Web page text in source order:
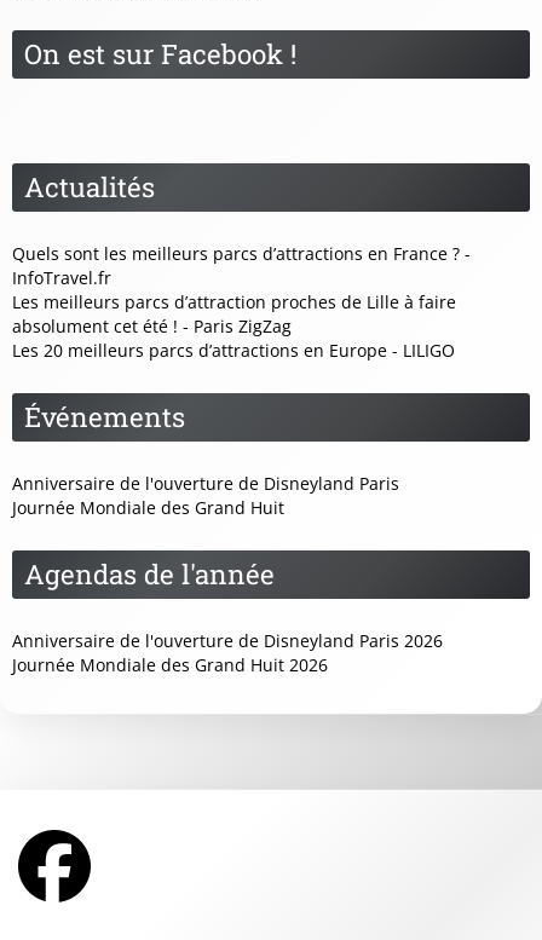
On est sur Facebook !
Actualités
Quels sont les meilleurs parcs d’attractions en France ? -
InfoTravel.fr
Les meilleurs parcs d’attraction proches de Lille à faire
absolument cet été ! - Paris ZigZag
Les 20 meilleurs parcs d’attractions en Europe - LILIGO
Événements
Anniversaire de l'ouverture de Disneyland Paris
Journée Mondiale des Grand Huit
Agendas de l'année
Anniversaire de l'ouverture de Disneyland Paris 2026
Journée Mondiale des Grand Huit 2026